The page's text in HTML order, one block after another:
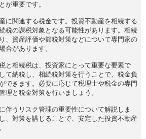
が重要です。
に関連する税金です。投資不動産を相続する
税の課税対象となる可能性があります。相続
、資産評価や節税対策などについて専門家の
合があります。
と相続税は、投資家にとって重要な要素で
て納税し、相続税対策を行うことで、税金負
できます。必要に応じて税理士や税金の専門
理と税金対策を行いましょう。
伴うリスク管理の重要性について解説しま
、対策を講じることで、安定した投資不動産